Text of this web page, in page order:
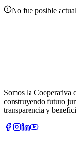
No fue posible
Somos la Cooperativa
construyendo futuro
transparencia y